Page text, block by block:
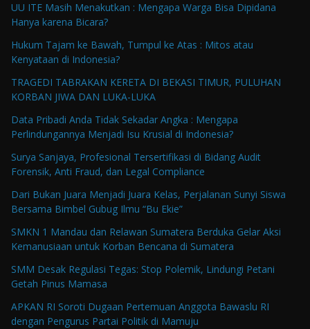
UU ITE Masih Menakutkan : Mengapa Warga Bisa Dipidana
Hanya karena Bicara?
Hukum Tajam ke Bawah, Tumpul ke Atas : Mitos atau
Kenyataan di Indonesia?
TRAGEDI TABRAKAN KERETA DI BEKASI TIMUR, PULUHAN
KORBAN JIWA DAN LUKA-LUKA
Data Pribadi Anda Tidak Sekadar Angka : Mengapa
Perlindungannya Menjadi Isu Krusial di Indonesia?
Surya Sanjaya, Profesional Tersertifikasi di Bidang Audit
Forensik, Anti Fraud, dan Legal Compliance
Dari Bukan Juara Menjadi Juara Kelas, Perjalanan Sunyi Siswa
Bersama Bimbel Gubug Ilmu “Bu Ekie”
SMKN 1 Mandau dan Relawan Sumatera Berduka Gelar Aksi
Kemanusiaan untuk Korban Bencana di Sumatera
SMM Desak Regulasi Tegas: Stop Polemik, Lindungi Petani
Getah Pinus Mamasa
APKAN RI Soroti Dugaan Pertemuan Anggota Bawaslu RI
dengan Pengurus Partai Politik di Mamuju